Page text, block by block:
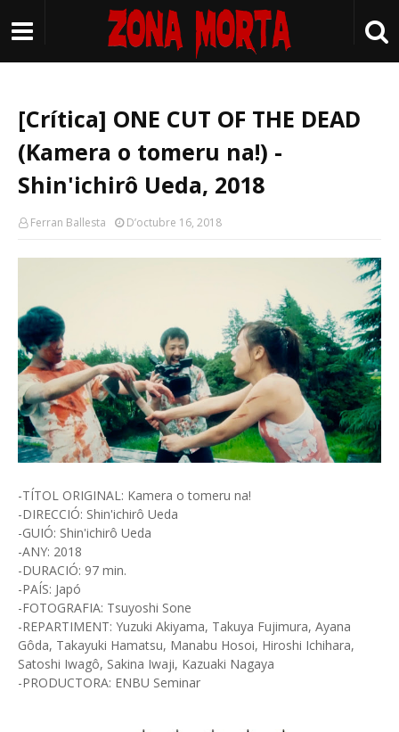
[Crítica] ONE CUT OF THE DEAD
(Kamera o tomeru na!) -
Shin'ichirô Ueda, 2018
Ferran Ballesta D’octubre 16, 2018
-TÍTOL ORIGINAL: Kamera o tomeru na!
-DIRECCIÓ: Shin'ichirô Ueda
-GUIÓ: Shin'ichirô Ueda
-ANY: 2018
-DURACIÓ: 97 min.
-PAÍS: Japó
-FOTOGRAFIA: Tsuyoshi Sone
-REPARTIMENT: Yuzuki Akiyama, Takuya Fujimura, Ayana
Gôda, Takayuki Hamatsu, Manabu Hosoi, Hiroshi Ichihara,
Satoshi Iwagô, Sakina Iwaji, Kazuaki Nagaya
-PRODUCTORA: ENBU Seminar